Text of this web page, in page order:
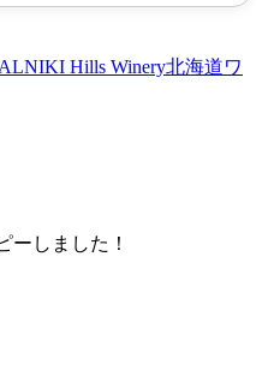
NIKI Hills Winery北海道ワ
ーしました！